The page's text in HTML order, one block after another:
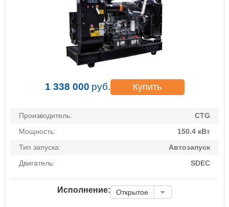
1 338 000 руб. Купить
Производитель:
CTG
Мощность:
150.4 кВт
Тип запуска:
Автозапуск
Двигатель:
SDEC
Исполнение: Открытое